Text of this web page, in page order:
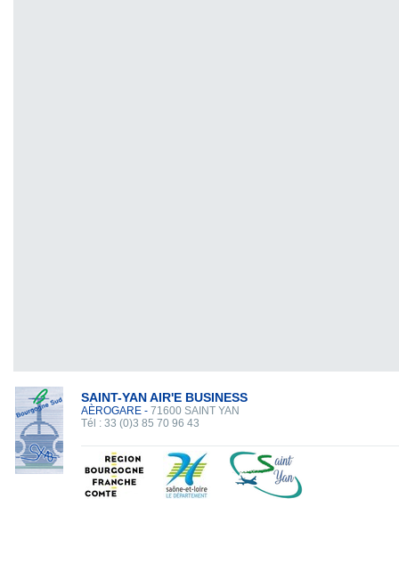
SAINT-YAN AIR'E BUSINESS
AÈROGARE - 71600 SAINT YAN
Tél : 33 (0)3 85 70 96 43